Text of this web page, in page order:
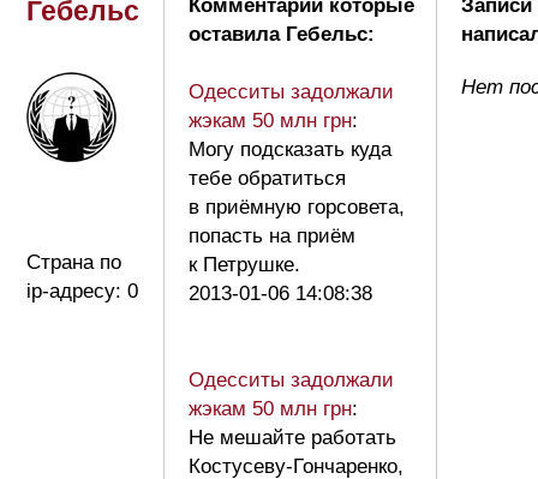
Гебельс
Страна по
ip-адресу: 0
Комментарии которые
оставила Гебельс:
Одесситы задолжали
жэкам 50 млн грн:
Могу подсказать куда
тебе обратиться
в приёмную горсовета,
попасть на приём
к Петрушке.
2013-01-06 14:08:38
Одесситы задолжали
жэкам 50 млн грн:
Не мешайте работать
Костусеву-Гончаренко,
Записи
Нет